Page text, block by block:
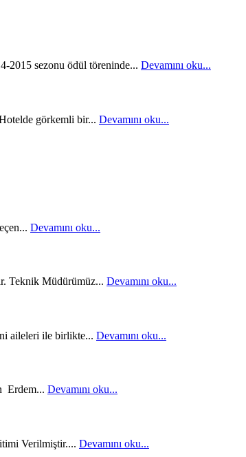
2015 sezonu ödül töreninde... Devamını oku...
görkemli bir... Devamını oku...
Devamını oku...
Teknik Müdürümüz... Devamını oku...
aileleri ile birlikte... Devamını oku...
Erdem... Devamını oku...
Verilmiştir.... Devamını oku...